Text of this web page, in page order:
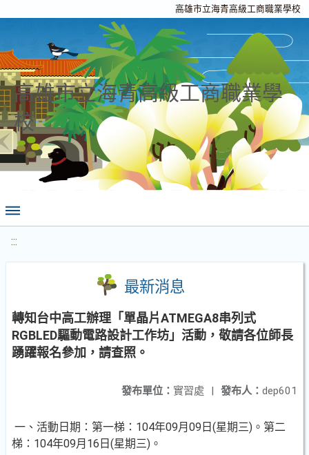
高雄市立海青高級工商職業學校
高雄市立海青高級工商職業學
校
:::
最新消息
轉知台中高工辦理「單晶片ATMEGA8串列式
RGBLED驅動電路設計工作坊」活動，敬請各位師長
踴躍報名參加，請查照。
發布人： dep601
發布單位： 實習處 |
一、活動日期：第一梯：104年09月09日(星期三)。第二
梯：104年09月16日(星期三)。